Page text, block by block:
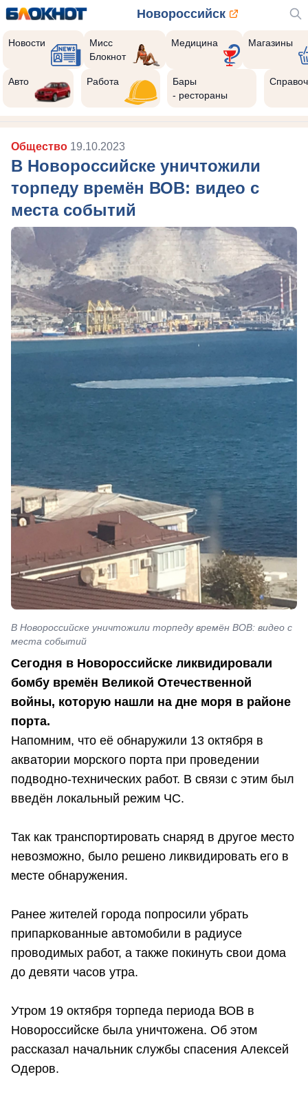
Новороссийск
Новости
Мисс
Блокнот
Медицина Магазины
Авто Работа
Бары
- рестораны
Общество 19.10.2023
В Новороссийске уничтожили
торпеду времён ВОВ: видео с
места событий
В Новороссийске уничтожили торпеду времён ВОВ: видео с
места событий
Сегодня в Новороссийске ликвидировали
бомбу времён Великой Отечественной
войны, которую нашли на дне моря в районе
порта.
Напомним, что её обнаружили 13 октября в
акватории морского порта при проведении
подводно-технических работ. В связи с этим был
введён локальный режим ЧС.
Так как транспортировать снаряд в другое место
невозможно, было решено ликвидировать его в
месте обнаружения.
Ранее жителей города попросили убрать
припаркованные автомобили в радиусе
проводимых работ, а также покинуть свои дома
до девяти часов утра.
Утром 19 октября торпеда периода ВОВ в
Новороссийске была уничтожена. Об этом
рассказал начальник службы спасения Алексей
Одеров.